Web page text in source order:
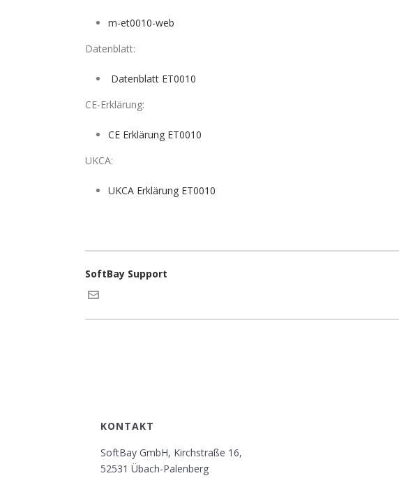
m-et0010-web
Datenblatt:
Datenblatt ET0010
CE-Erklärung:
CE Erklärung ET0010
UKCA:
UKCA Erklärung ET0010
SoftBay Support
KONTAKT
SoftBay GmbH, Kirchstraße 16,
52531 Übach-Palenberg